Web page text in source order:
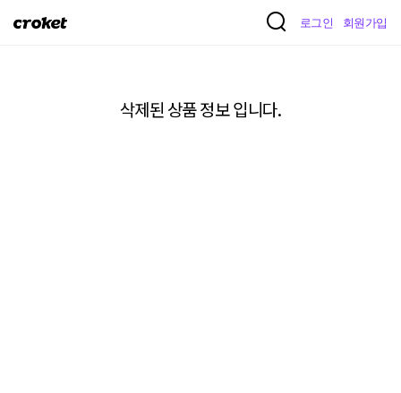
크
로그인 회원가입
삭제된 상품 정보 입니다.